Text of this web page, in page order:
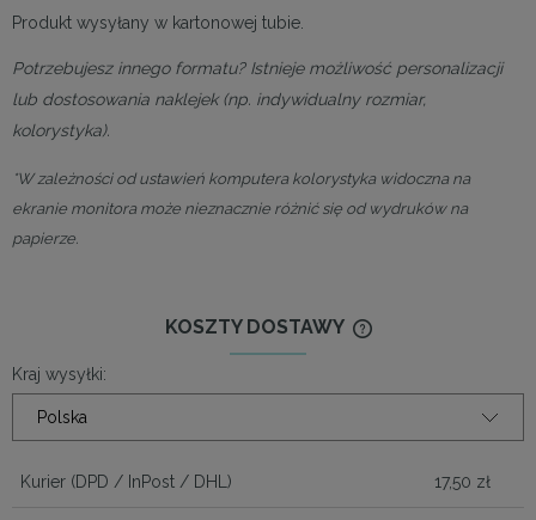
Produkt wysyłany w kartonowej tubie.
Potrzebujesz innego formatu? Istnieje możliwość personalizacji
lub dostosowania naklejek (np. indywidualny rozmiar,
kolorystyka).
*W zależności od ustawień komputera kolorystyka widoczna na
ekranie monitora może nieznacznie różnić się od wydruków na
papierze.
KOSZTY DOSTAWY
Kraj wysyłki:
Kurier (DPD / InPost / DHL) 17,50 zł